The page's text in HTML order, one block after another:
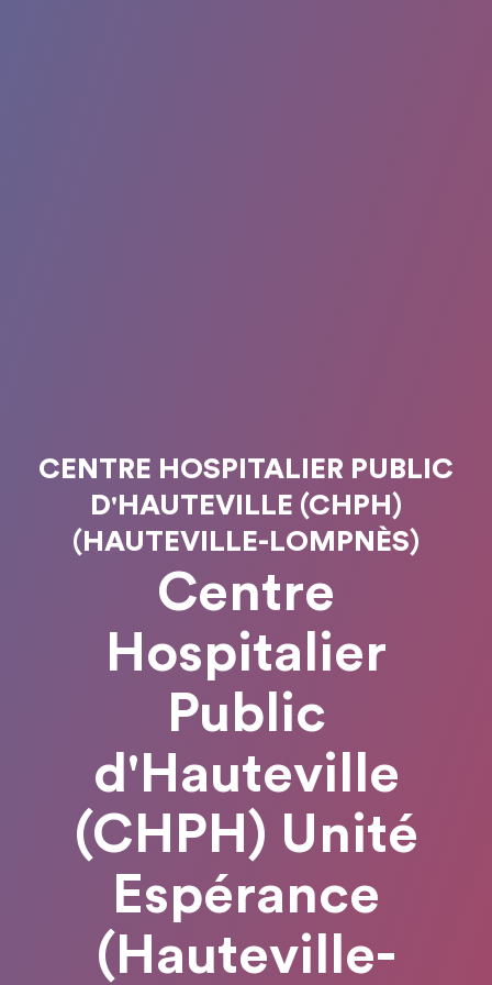
CENTRE HOSPITALIER PUBLIC
D'HAUTEVILLE (CHPH)
(HAUTEVILLE-LOMPNÈS)
Centre
Hospitalier
Public
d'Hauteville
(CHPH) Unité
Espérance
(Hauteville-